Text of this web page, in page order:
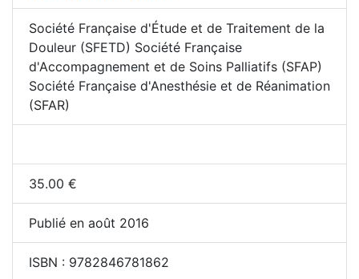
Société Française d'Étude et de Traitement de la
Douleur (SFETD) Société Française
d'Accompagnement et de Soins Palliatifs (SFAP)
Société Française d'Anesthésie et de Réanimation
(SFAR)
35.00 €
Publié en août 2016
ISBN : 9782846781862